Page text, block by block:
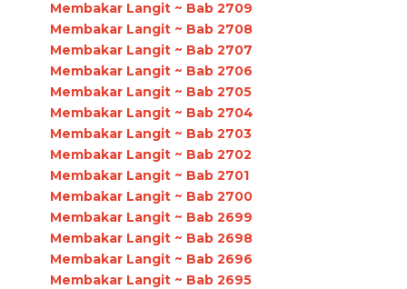
Membakar Langit ~ Bab 2709
Membakar Langit ~ Bab 2708
Membakar Langit ~ Bab 2707
Membakar Langit ~ Bab 2706
Membakar Langit ~ Bab 2705
Membakar Langit ~ Bab 2704
Membakar Langit ~ Bab 2703
Membakar Langit ~ Bab 2702
Membakar Langit ~ Bab 2701
Membakar Langit ~ Bab 2700
Membakar Langit ~ Bab 2699
Membakar Langit ~ Bab 2698
Membakar Langit ~ Bab 2696
Membakar Langit ~ Bab 2695